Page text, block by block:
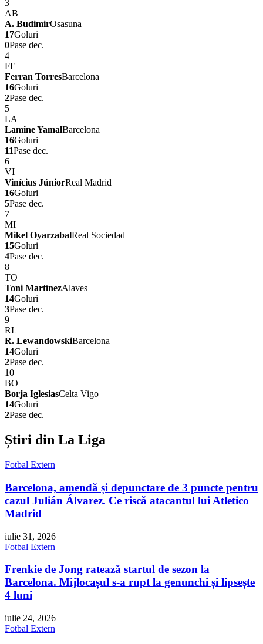
3
AB
A. BudimirOsasuna
17Goluri
0Pase dec.
4
FE
Ferran TorresBarcelona
16Goluri
2Pase dec.
5
LA
Lamine YamalBarcelona
16Goluri
11Pase dec.
6
VI
Vinícius JúniorReal Madrid
16Goluri
5Pase dec.
7
MI
Mikel OyarzabalReal Sociedad
15Goluri
4Pase dec.
8
TO
Toni MartínezAlaves
14Goluri
3Pase dec.
9
RL
R. LewandowskiBarcelona
14Goluri
2Pase dec.
10
BO
Borja IglesiasCelta Vigo
14Goluri
2Pase dec.
Știri din La Liga
Fotbal Extern
Barcelona, amendă și depunctare de 3 puncte pentru
cazul Julián Álvarez. Ce riscă atacantul lui Atletico
Madrid
iulie 31, 2026
Fotbal Extern
Frenkie de Jong ratează startul de sezon la
Barcelona. Mijlocașul s-a rupt la genunchi și lipsește
4 luni
iulie 24, 2026
Fotbal Extern